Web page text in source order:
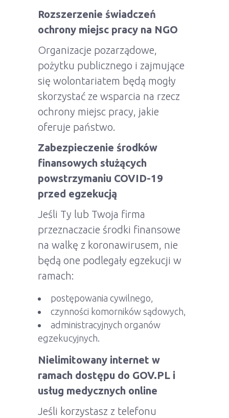
Rozszerzenie świadczeń
ochrony miejsc pracy na NGO
Organizacje pozarządowe,
pożytku publicznego i zajmujące
się wolontariatem będą mogły
skorzystać ze wsparcia na rzecz
ochrony miejsc pracy, jakie
oferuje państwo.
Zabezpieczenie środków
finansowych służących
powstrzymaniu COVID-19
przed egzekucją
Jeśli Ty lub Twoja firma
przeznaczacie środki finansowe
na walkę z koronawirusem, nie
będą one podlegały egzekucji w
ramach:
postępowania cywilnego,
czynności komorników sądowych,
administracyjnych organów
egzekucyjnych.
Nielimitowany internet w
ramach dostępu do GOV.PL i
usług medycznych online
Jeśli korzystasz z telefonu